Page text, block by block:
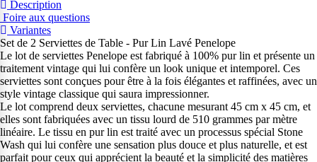
Description
Foire aux questions
Variantes
Set de 2 Serviettes de Table - Pur Lin Lavé Penelope
Le lot de serviettes Penelope est fabriqué à 100% pur lin et présente un
traitement vintage qui lui confère un look unique et intemporel. Ces
serviettes sont conçues pour être à la fois élégantes et raffinées, avec un
style vintage classique qui saura impressionner.
Le lot comprend deux serviettes, chacune mesurant 45 cm x 45 cm, et
elles sont fabriquées avec un tissu lourd de 510 grammes par mètre
linéaire. Le tissu en pur lin est traité avec un processus spécial Stone
Wash qui lui confère une sensation plus douce et plus naturelle, et est
parfait pour ceux qui apprécient la beauté et la simplicité des matières